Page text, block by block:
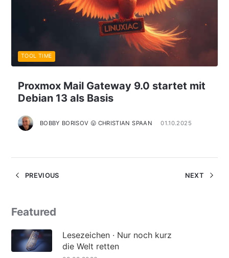
Proxmox Mail Gateway 9.0 startet mit
Debian 13 als Basis
BOBBY BORISOV 😛 CHRISTIAN SPAAN 01.10.2025
TOOL TIME
PREVIOUS NEXT
Featured
Lesezeichen · Nur noch kurz
die Welt retten